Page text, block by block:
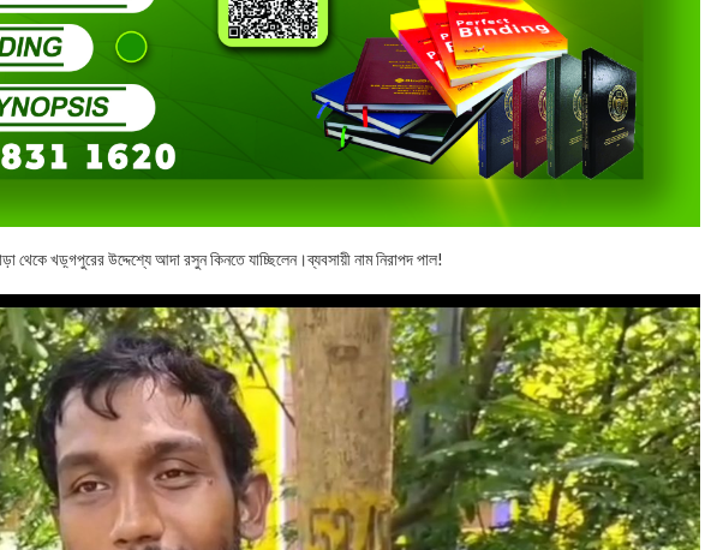
থেকে খড়্গপুরের উদ্দেশ্যে আদা রসুন কিনতে যাচ্ছিলেন।ব্যবসায়ী নাম নিরাপদ পাল!